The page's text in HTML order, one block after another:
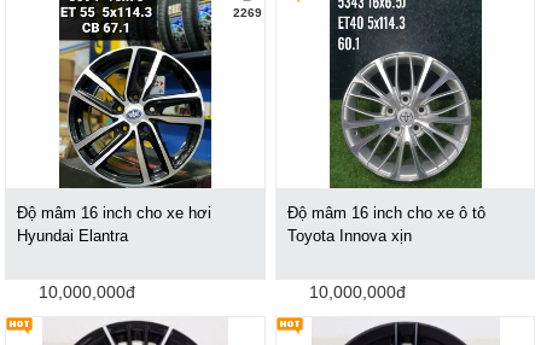
2269
Độ mâm 16 inch cho xe hơi
Hyundai Elantra
10,000,000đ
Độ mâm 16 inch cho xe ô tô
Toyota Innova xịn
10,000,000đ